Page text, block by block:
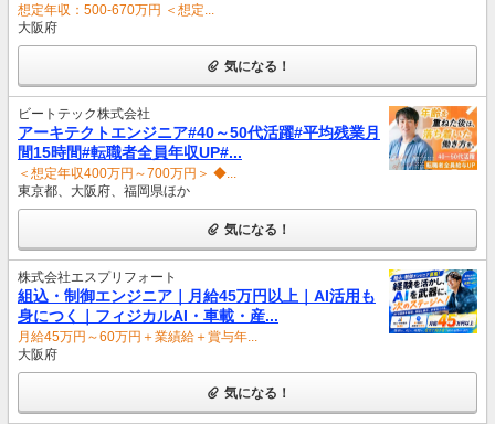
想定年収：500-670万円 ＜想定...
大阪府
気になる！
ビートテック株式会社
アーキテクトエンジニア#40～50代活躍#平均残業月
間15時間#転職者全員年収UP#...
＜想定年収400万円～700万円＞ ◆...
東京都、大阪府、福岡県ほか
気になる！
株式会社エスプリフォート
組込・制御エンジニア｜月給45万円以上｜AI活用も
身につく｜フィジカルAI・車載・産...
月給45万円～60万円＋業績給＋賞与年...
大阪府
気になる！